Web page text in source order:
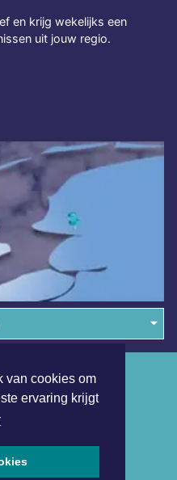
van cookies om
ervaring krijgt
en krijg wekelijks een
uit jouw regio.
- Alle rechten